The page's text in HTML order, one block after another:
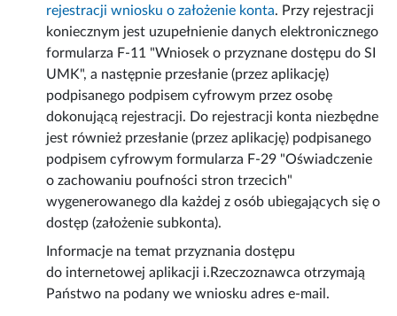
rejestracji wniosku o założenie konta. Przy rejestracji
koniecznym jest uzupełnienie danych elektronicznego
formularza F-11 "Wniosek o przyznane dostępu do SI
UMK", a następnie przesłanie (przez aplikację)
podpisanego podpisem cyfrowym przez osobę
dokonującą rejestracji. Do rejestracji konta niezbędne
jest również przesłanie (przez aplikację) podpisanego
podpisem cyfrowym formularza F-29 "Oświadczenie
o zachowaniu poufności stron trzecich"
wygenerowanego dla każdej z osób ubiegających się o
dostęp (założenie subkonta).
Informacje na temat przyznania dostępu
do internetowej aplikacji i.Rzeczoznawca otrzymają
Państwo na podany we wniosku adres e-mail.